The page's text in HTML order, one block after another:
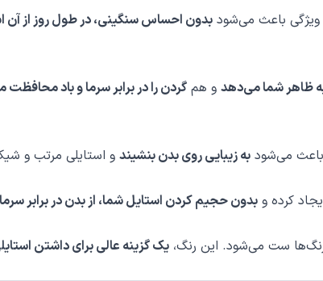
ویژگی باعث می‌شود بدون احساس سنگینی، در طول روز از آن
ظاهر شما می‌دهد و هم گردن را در برابر سرما و باد محافظت
می‌شود به زیبایی روی بدن بنشیند و استایلی مرتب و
کرده و بدون حجیم کردن استایل شما، از بدن در برابر
ست می‌شود. این رنگ، یک گزینه عالی برای داشتن